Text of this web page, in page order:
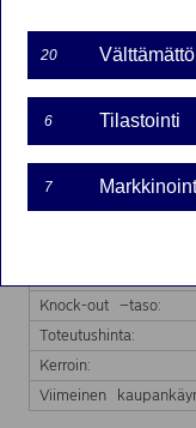
Turbo-warranttia:
Liikkeeseenlaskija:
Kaupankäyntitunnus:
ISIN-koodi:
Knock-out –taso:
Toteutushinta:
Kerroin:
Viimeinen
20
6 Tilastointi
7